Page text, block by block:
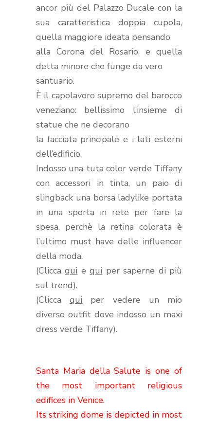
ancor più del Palazzo Ducale con la
sua caratteristica doppia cupola,
quella maggiore ideata pensando
alla Corona del Rosario, e quella
detta minore che funge da vero
santuario.
È il capolavoro supremo del barocco
veneziano: bellissimo l’insieme di
statue che ne decorano
la facciata principale e i lati esterni
dell’edificio.
Indosso una tuta color verde Tiffany
con accessori in tinta, un paio di
slingback una borsa ladylike portata
in una sporta in rete per fare la
spesa, perchè la retina colorata è
l’ultimo must have delle influencer
della moda.
(Cliccaqui equi per saperne di più
sul trend).
(Cliccaqui per vedere un mio
diverso outfit dove indosso un maxi
dress verde Tiffany).
Santa Maria della Salute is one of
the most important religious
edifices in Venice.
Its striking dome is depicted in most